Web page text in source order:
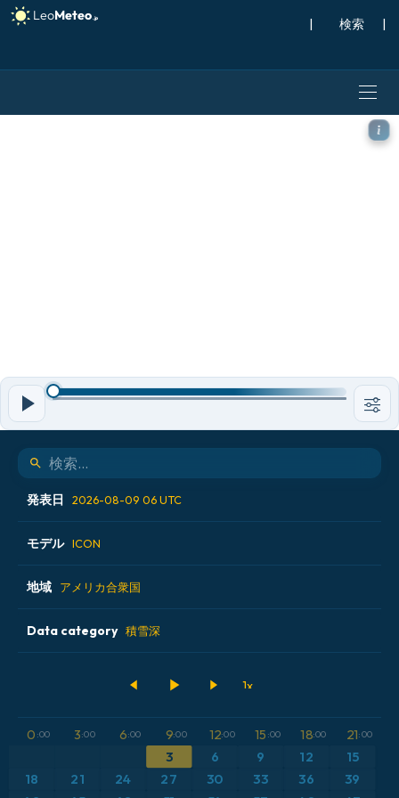
| |
ICON モデル - アメリカ合
発表日 2026-08-09 06 UTC
2026-08-08 12 UTC
2026-08-08 18 UTC
2026-08-09 00 UTC
モデル ICON
ALADIN CZ 2.3 km
ECMWF AIFS [AI]
地域 アメリカ合衆国
アイスランド
イタリア
Data category 積雪深
0 :00 3:00 6:00 9:00 12:00 15 :00 18:00 21:00
3 6 9 12 15
18 21 24 27 30 33 36
39